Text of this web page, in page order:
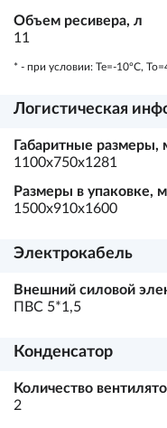
Объем ресивера, л
11
* - при условии: Te=-10ºC,
Логистическая
Габаритные размеры,
1100х750х1281
Размеры в упаковке,
1500х910х1600
Электрокабель
Внешний силовой
ПВС 5*1,5
Конденсатор
Количество
2